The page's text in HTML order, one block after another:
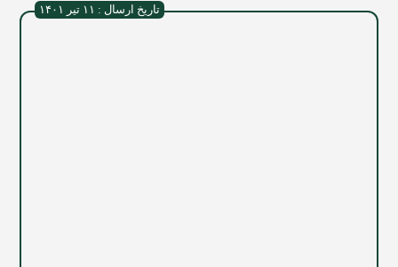
تاریخ ارسال : ۱۱ تیر ۱۴۰۱